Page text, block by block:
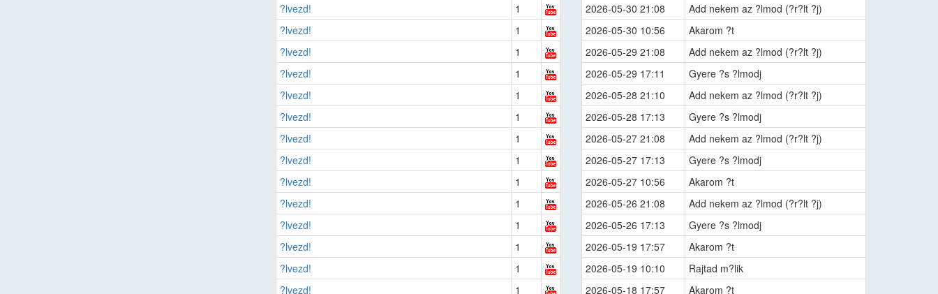
?lvezd!
1
?lvezd!
1
?lvezd!
1
?lvezd!
1
?lvezd!
1
?lvezd!
1
?lvezd!
1
?lvezd!
1
?lvezd!
1
?lvezd!
1
?lvezd!
1
?lvezd!
1
?lvezd!
1
?lvezd!
1
2026-05-30 21:08
Add nekem az ?lmod (?r?lt ?j)
2026-05-30 10:56
Akarom ?t
2026-05-29 21:08
Add nekem az ?lmod (?r?lt ?j)
2026-05-29 17:11
Gyere ?s ?lmodj
2026-05-28 21:10
Add nekem az ?lmod (?r?lt ?j)
2026-05-28 17:13
Gyere ?s ?lmodj
2026-05-27 21:08
Add nekem az ?lmod (?r?lt ?j)
2026-05-27 17:13
Gyere ?s ?lmodj
2026-05-27 10:56
Akarom ?t
2026-05-26 21:08
Add nekem az ?lmod (?r?lt ?j)
2026-05-26 17:13
Gyere ?s ?lmodj
2026-05-19 17:57
Akarom ?t
2026-05-19 10:10
Rajtad m?lik
2026-05-18 17:57
Akarom ?t